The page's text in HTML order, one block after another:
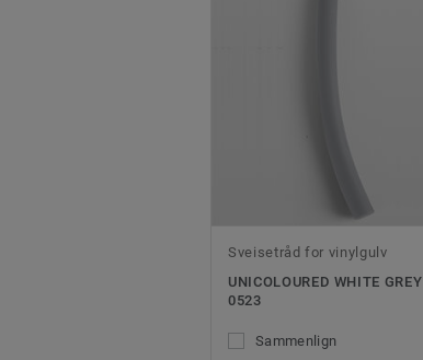
Sveisetråd for vinylgulv
UNICOLOURED WHITE GREY
0523
Sammenlign